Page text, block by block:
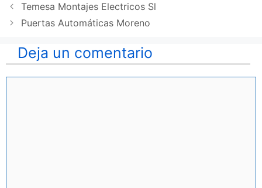
Temesa Montajes Electricos Sl
Puertas Automáticas Moreno
Deja un comentario